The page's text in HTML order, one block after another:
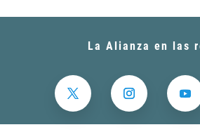
La Alianza en las